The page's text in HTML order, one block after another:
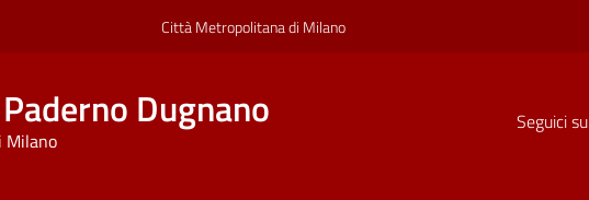
Città Metropolitana di Milano
Dugnano
Milano
Seguici su